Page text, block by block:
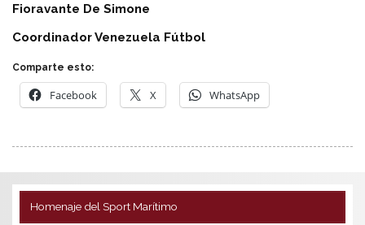
Fioravante De Simone
Coordinador Venezuela Fútbol
Comparte esto:
Facebook X WhatsApp
Homenaje del Sport Marítimo